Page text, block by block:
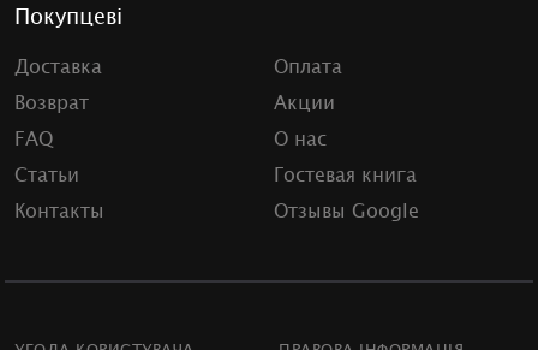
Покупцеві
Доставка
Оплата
Возврат
Акции
FAQ
О нас
Статьи
Гостевая книга
Контакты
Отзывы Google